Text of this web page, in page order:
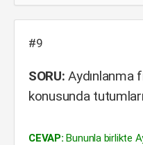
#9
SORU: Aydınlanma
konusunda
CEVAP: Bununla birlikte